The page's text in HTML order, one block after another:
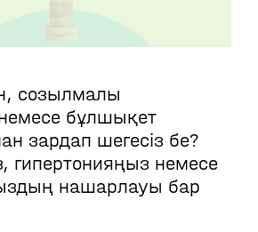
созылмалы
бұлшықет
зардап шегесіз бе?
гипертонияңыз немесе
нашарлауы бар